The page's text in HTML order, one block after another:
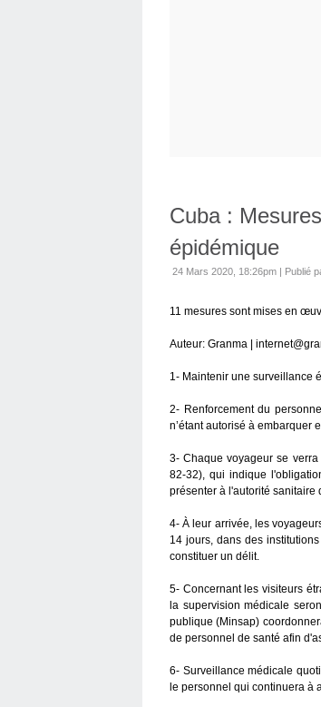
Cuba :
épidémique
24 Mars 2020, 18:26pm | Publié
11 mesures sont mises en
Auteur: Granma |
1- Maintenir une surveillance
2- Renforcement du
n’étant autorisé à embarquer
3- Chaque voyageur se
82-32), qui indique
présenter à l'autorité sanitaire
4- À leur arrivée, les
14 jours, dans des
constituer un délit.
5- Concernant les visiteurs
la supervision médicale
publique (Minsap)
de personnel de santé afin
6- Surveillance médicale
le personnel qui continuera à